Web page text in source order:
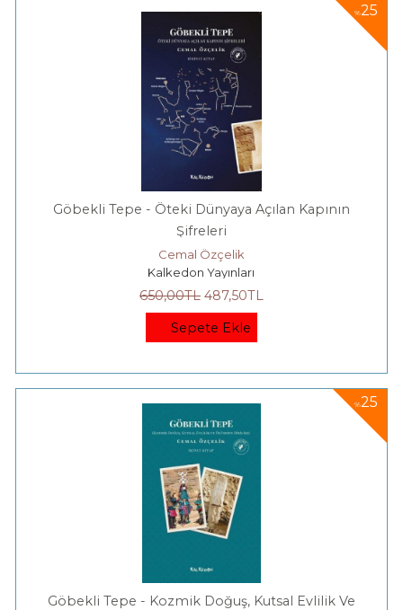
%25
Göbekli Tepe - Öteki Dünyaya Açılan Kapının
Şifreleri
Cemal Özçelik
Kalkedon Yayınları
650,00TL 487,50TL
Sepete Ekle
%25
Göbekli Tepe - Kozmik Doğuş, Kutsal Evlilik Ve